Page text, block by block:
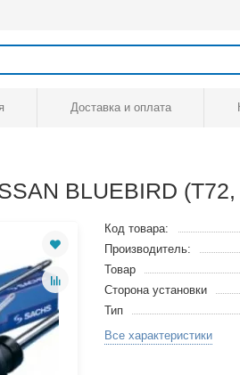
Доставка и оплата
BLUEBIRD
Код товара:
Производитель:
Товар
Сторона установки
Тип
Все характеристики